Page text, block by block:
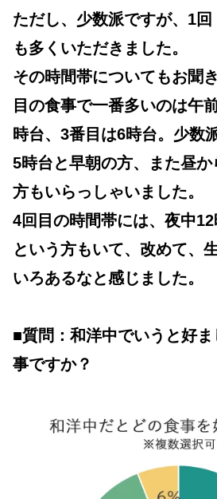
ただし、少数派ですが、1
も多くいただきました。
その時間帯についてもお聞
目の食事で一番多いのは午
時台、3番目は6時台。少数
5時台と早朝の方、また昼か
方もいらっしゃいました。
4回目の時間帯には、夜中
という方もいて、改めて、
いろあるなと感じました。
■質問：和洋中でいうと好
事ですか？